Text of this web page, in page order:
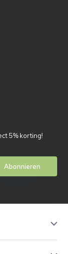
5% korting!
Abonnieren